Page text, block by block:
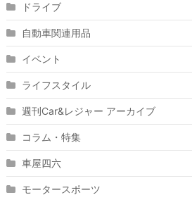
ドライブ
自動車関連用品
イベント
ライフスタイル
週刊Car&レジャー アーカイブ
コラム・特集
車屋四六
モータースポーツ